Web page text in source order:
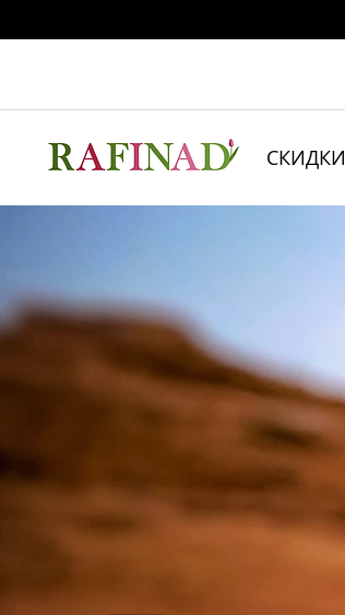
СКИДКИ